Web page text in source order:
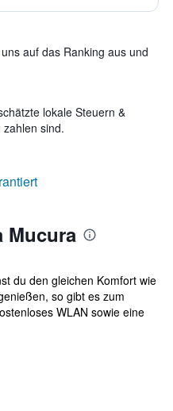
auf das Ranking aus und
lokale Steuern &
sind.
Mucura
du den gleichen Komfort wie
so gibt es zum
WLAN sowie eine